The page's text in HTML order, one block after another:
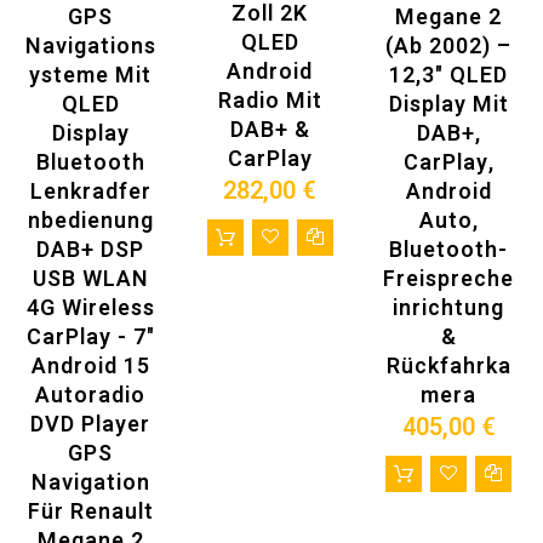
Auto kompatibel ist)
Bitte senden Sie uns die folgenden Informationen zu:
1. Ihr Auto-Modell und Jahr
2. Senden Sie uns ein Bild (ein Bild des Bedienfelds Ihres
Autos)
E-Mail: autoradiomitnavi@gmail.com
Vorteile beim Kauf des Artikels:
GPS
Navigations
Ysteme Mit
QLED
Display
Bluetooth
Lenkradfer
Nbedienung
DAB+ DSP
USB WLAN
4G Wireless
CarPlay - 7"
Android 15
Autoradio
DVD Player
GPS
Navigation
Für Renault
Zoll 2K
QLED
Android
Radio Mit
DAB+ &
CarPlay
282,00 €
Megane 2
(ab 2002) –
12,3" QLED
Display Mit
DAB+,
CarPlay,
Android
Auto,
Bluetooth-
Freispreche
Inrichtung
&
Rückfahrka
Mera
405,00 €